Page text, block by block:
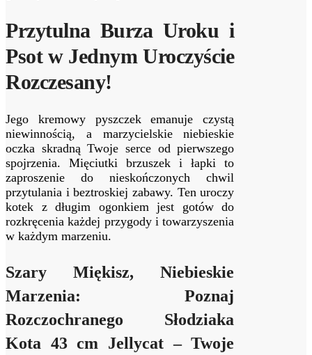
Przytulna Burza Uroku i
Psot w Jednym Uroczyście
Rozczesany!
Jego kremowy pyszczek emanuje czystą
niewinnością, a marzycielskie niebieskie
oczka skradną Twoje serce od pierwszego
spojrzenia. Mięciutki brzuszek i łapki to
zaproszenie do nieskończonych chwil
przytulania i beztroskiej zabawy. Ten uroczy
kotek z długim ogonkiem jest gotów do
rozkręcenia każdej przygody i towarzyszenia
w każdym marzeniu.
Szary Miękisz, Niebieskie
Marzenia: Poznaj
Rozczochranego Słodziaka
Kota 43 cm Jellycat – Twoje